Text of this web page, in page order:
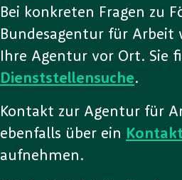
Bei konkreten Fragen zu
Bundesagentur für Arbeit
Ihre Agentur vor Ort. Sie
Dienststellensuche.
Kontakt zur Agentur für
ebenfalls über ein
aufnehmen.